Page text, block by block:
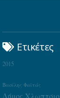
Ετικέτες
2015
Βασίλης Φαϊτάς